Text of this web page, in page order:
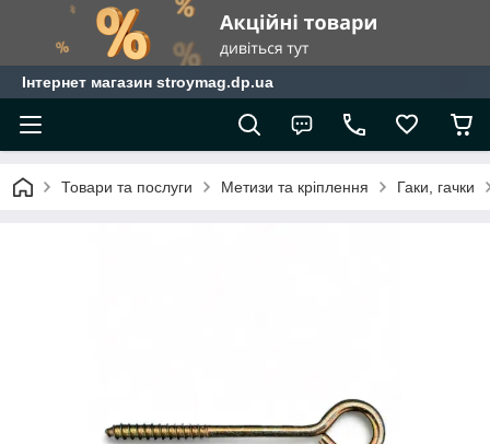
Інтернет магазин stroymag.dp.ua
Товари та послуги Метизи та кріплення Гаки, гачки